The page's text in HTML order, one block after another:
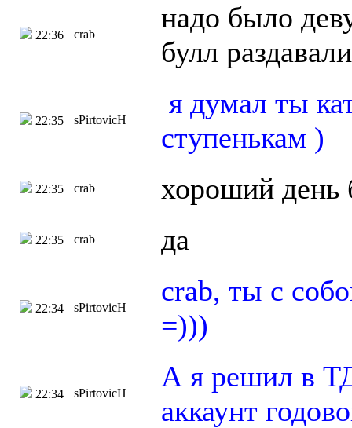
22:36 crab
надо было
булл
22:35 sPirtovicH
я думал ты
ступенькам )
22:35 crab хороший день
22:35 crab да
22:34 sPirtovicH
crab, ты с
=)))
22:34 sPirtovicH
А я решил в
аккаунт